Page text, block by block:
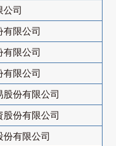
司
限公司
限公司
限公司
份有限公司
份有限公司
份有限公司